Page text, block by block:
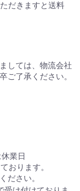
だきますと送料
しては、物流会社
ご了承ください。
業日
おります。
ださい。